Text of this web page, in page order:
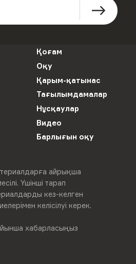
Қоғам
Оқу
Қарым-қатынас
Тағылымдамалар
Нұсқаулар
Видео
Барлығын оқу
айрықша
Үшінші тарап
кез-келген
келісілуі керек.
хабарласыңыз